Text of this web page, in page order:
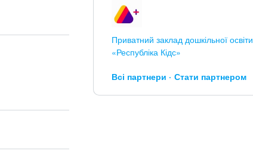
Приватний заклад дошкільної освіти
«Республіка Кідс»
Всі партнери Стати партнером